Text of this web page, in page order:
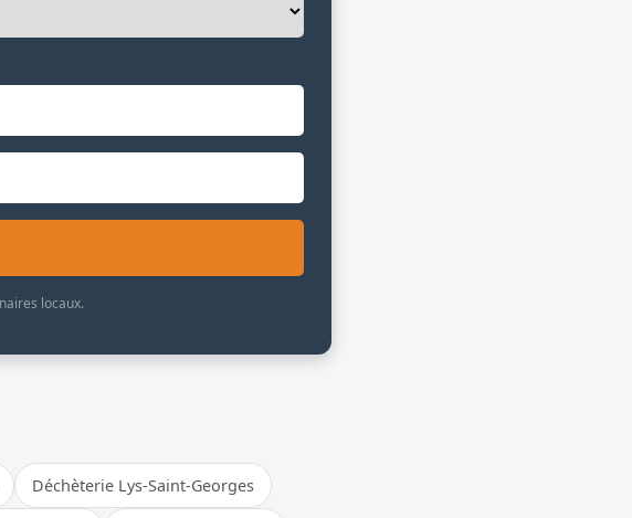
locaux.
Déchèterie Lys-Saint-Georges